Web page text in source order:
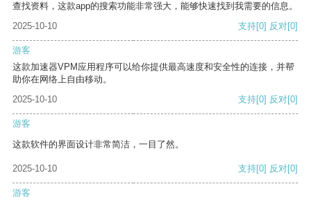
查找资料，这款app的搜索功能非常强大，能够快速找到我需要的信息。
2025-10-10
支持[0] 反对[0]
游客
这款加速器VPM应用程序可以给你提供最高速度和安全性的连接，并帮
助你在网络上自由移动。
2025-10-10
支持[0] 反对[0]
游客
这款软件的界面设计非常简洁，一目了然。
2025-10-10 支持[0] 反对[0]
游客